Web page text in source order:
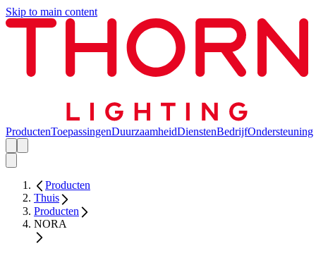
Skip to main content
ProductenToepassingenDuurzaamheidDienstenBedrijfOndersteuning
Producten
Thuis
Producten
NORA